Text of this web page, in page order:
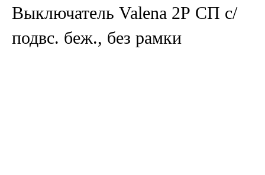
Выключатель Valena 2Р СП с/
подвс. беж., без рамки